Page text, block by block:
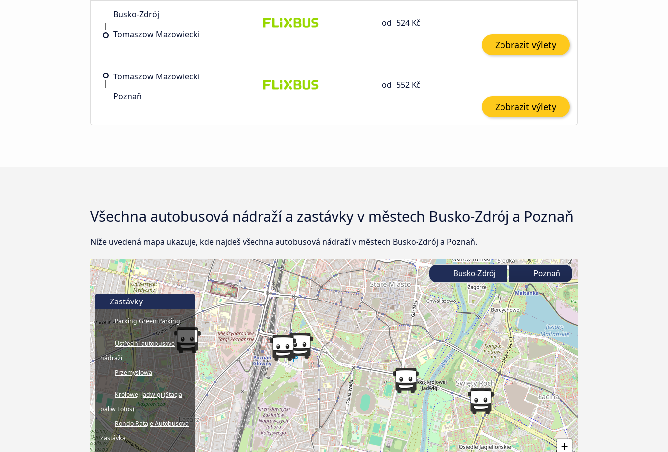
Busko-Zdrój
Tomaszow Mazowiecki
od 524 Kč
Zobrazit výlety
Tomaszow Mazowiecki
Poznaň
od 552 Kč
Zobrazit výlety
Všechna autobusová nádraží a zastávky v městech Busko-Zdrój a Poznaň
Níže uvedená mapa ukazuje, kde najdeš všechna autobusová nádraží v městech Busko-Zdrój a Poznaň.
+
Zastávky
Parking Green Parking
Ústřední autobusové
nádraží
Przemysłowa
Królowej Jadwigi (Stacja
paliw Lotos)
Rondo Rataje Autobusová
Zastávka
Busko-Zdrój Poznaň